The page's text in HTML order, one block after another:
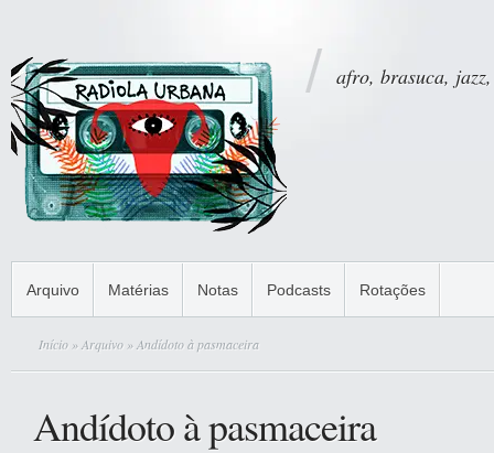
afro, brasuca,
Arquivo Matérias Notas Podcasts Rotações
Início »Arquivo » Andídoto à pasmaceira
Andídoto à pasmaceira